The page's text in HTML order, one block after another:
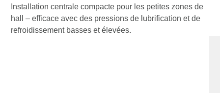
Installation centrale compacte pour les petites zones de
hall – efficace avec des pressions de lubrification et de
refroidissement basses et élevées.